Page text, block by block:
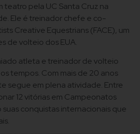
teatro pela UC Santa Cruz na
Ele é treinador chefe e co-
Creative Equestrians (FACE), um
de volteio dos EUA.
atleta e treinador de volteio
tempos. Com mais de 20 anos
segue em plena atividade. Entre
12 vitórias em Campeonatos
suas conquistas internacionais que